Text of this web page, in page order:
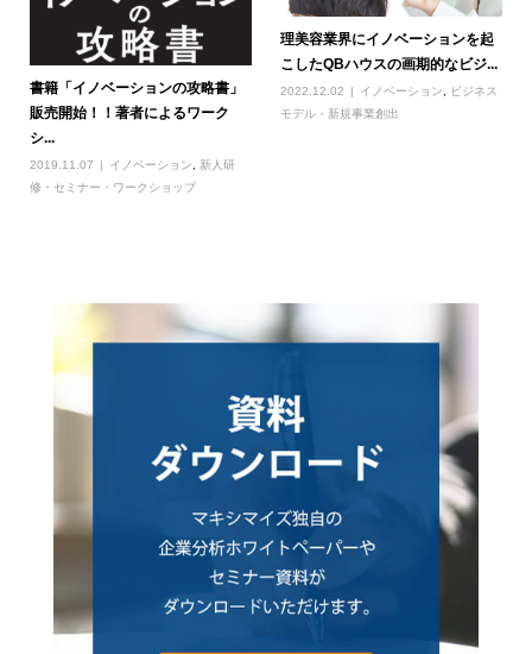
書籍「イノベーションの攻略書」
販売開始！！著者によるワーク
シ...
2019.11.07 イノベーション
新人研
修・セミナー・ワークショップ
理美容業界にイノベーションを起
こしたQBハウスの画期的なビジ...
2022.12.02 イノベーション
ビジネス
モデル・新規事業創出